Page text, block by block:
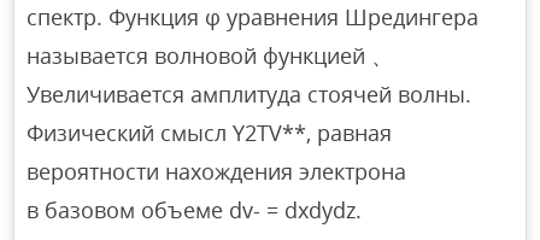
спектр. Функция φ уравнения Шредингера
называется волновой функцией 、
Увеличивается амплитуда стоячей волны.
Физический смысл Y2TV**, равная
вероятности нахождения электрона
в базовом объеме dv- = dxdydz.